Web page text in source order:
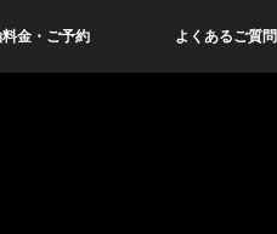
金・ご予約 よくあるご質問